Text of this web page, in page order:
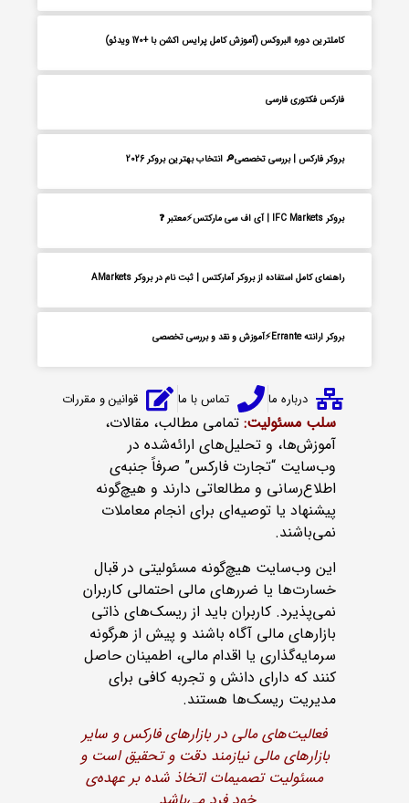
کاملترین دوره البروکس (آموزش کامل پرایس اکشن با +170 ویدئو)
فارکس فکتوری فارسی
بروکر فارکس | بررسی تخصصی🔎 انتخاب بهترین بروکر 2026
بروکر IFC Markets | آی اف سی مارکتس⚡معتبر ❓
راهنمای کامل استفاده از بروکر آمارکتس | ثبت نام در بروکر AMarkets
بروکر ارانته Errante⚡آموزش و نقد و بررسی تخصصی
درباره ما تماس با ما قوانین و مقررات
سلب مسئولیت: تمامی مطالب، مقالات،
آموزش‌ها، و تحلیل‌های ارائه‌شده در
وب‌سایت “تجارت فارکس” صرفاً جنبه‌ی
اطلاع‌رسانی و مطالعاتی دارند و هیچ‌گونه
پیشنهاد یا توصیه‌ای برای انجام معاملات
نمی‌باشند.
این وب‌سایت هیچ‌گونه مسئولیتی در قبال
خسارت‌ها یا ضررهای مالی احتمالی کاربران
نمی‌پذیرد. کاربران باید از ریسک‌های ذاتی
بازارهای مالی آگاه باشند و پیش از هرگونه
سرمایه‌گذاری یا اقدام مالی، اطمینان حاصل
کنند که دارای دانش و تجربه کافی برای
مدیریت ریسک‌ها هستند.
فعالیت‌های مالی در بازارهای فارکس و سایر
بازارهای مالی نیازمند دقت و تحقیق است و
مسئولیت تصمیمات اتخاذ شده بر عهده‌ی